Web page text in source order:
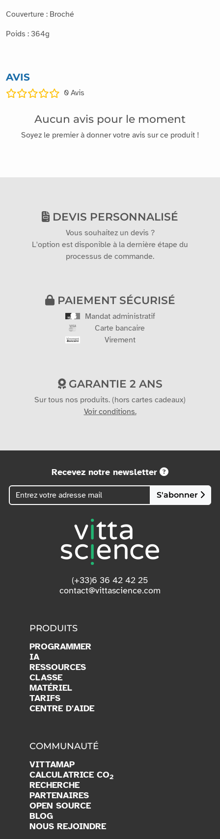
Couverture : Broché
Poids : 364g
AVIS
0 Avis
Aucun avis pour le moment
Soyez le premier à donner votre avis sur ce produit !
DEVIS PERSONNALISÉ
Vous souhaitez un devis ?
L'option est disponible à la dernière étape du
processus de commande.
PAIEMENT SÉCURISÉ
Mandat administratif
Carte bancaire
Virement
GARANTIE 2 ANS
Sur tous nos produits. (hors cartes cadeaux)
Voir conditions.
Recevez notre newsletter
S'abonner
(+33)6 36 42 42 25
contact@vittascience.com
PRODUITS
PROGRAMMER
IA
RESSOURCES
CLASSE
MATÉRIEL
TARIFS
CENTRE D'AIDE
COMMUNAUTÉ
VITTAMAP
CALCULATRICE CO2
RECHERCHE
PARTENAIRES
OPEN SOURCE
BLOG
NOUS REJOINDRE